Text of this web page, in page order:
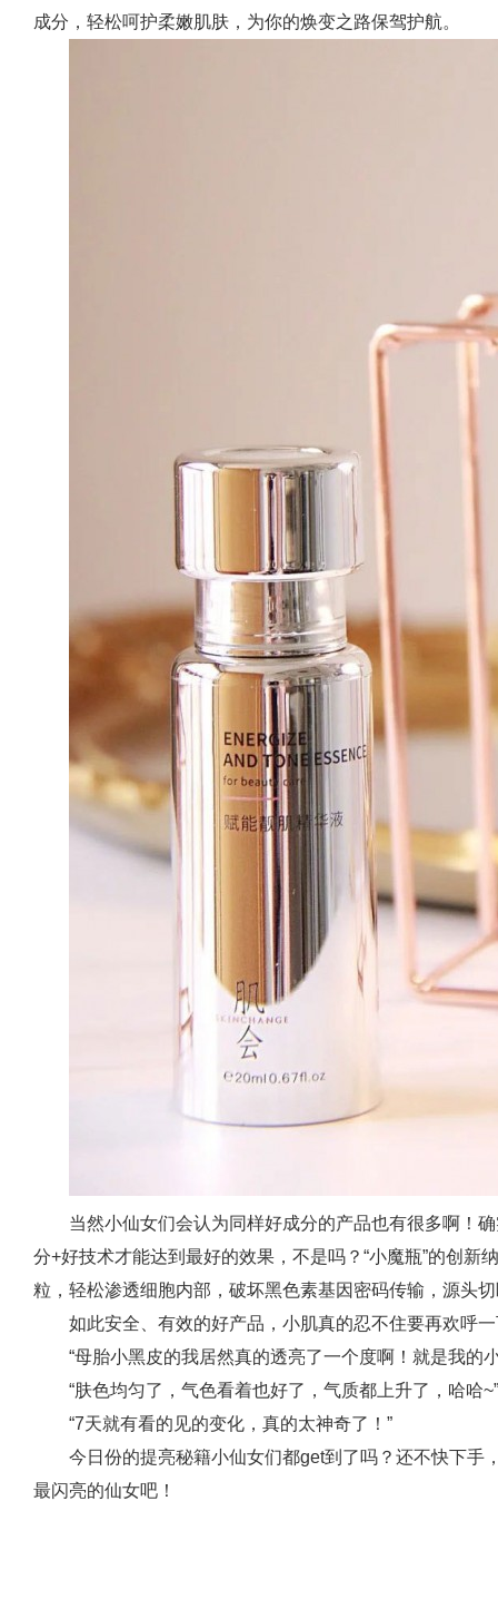
成分，轻松呵护柔嫩肌肤，为你的焕变之路保驾护航。
当然小仙女们会认为同样好成分的产品也有很多啊！
分+好技术才能达到最好的效果，不是吗？“小魔瓶”的创
粒，轻松渗透细胞内部，破坏黑色素基因密码传输，源头
如此安全、有效的好产品，小肌真的忍不住要再欢呼
“母胎小黑皮的我居然真的透亮了一个度啊！就是我的
“肤色均匀了，气色看着也好了，气质都上升了，哈哈~”
“7天就有看的见的变化，真的太神奇了！”
今日份的提亮秘籍小仙女们都get到了吗？还不快下手
最闪亮的仙女吧！